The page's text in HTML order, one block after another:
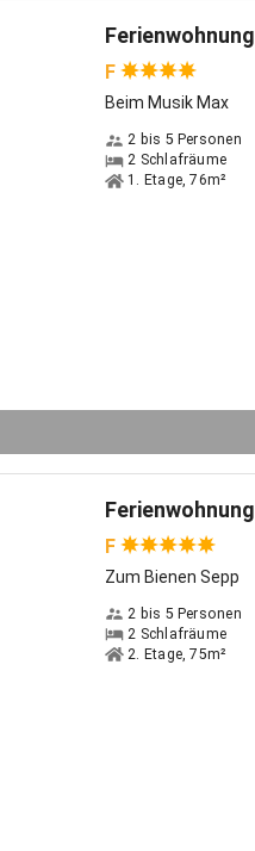
Ferienwohnung
F
Beim Musik Max
2 bis 5 Personen
2 Schlafräume
1. Etage, 76m²
Ferienwohnung
F
Zum Bienen Sepp
2 bis 5 Personen
2 Schlafräume
2. Etage, 75m²